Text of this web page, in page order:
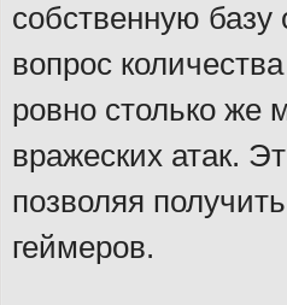
собственную базу
вопрос
ровно столько же
вражеских атак.
позволяя
геймеров.